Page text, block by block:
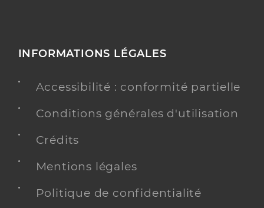
INFORMATIONS LÉGALES
Accessibilité : conformité partielle
Conditions générales d'utilisation
Crédits
Mentions légales
Politique de confidentialité